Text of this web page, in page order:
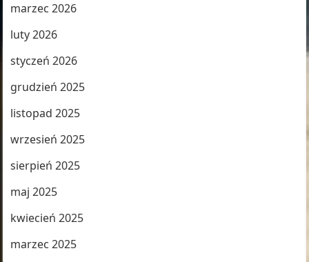
marzec 2026
luty 2026
styczeń 2026
grudzień 2025
listopad 2025
wrzesień 2025
sierpień 2025
maj 2025
kwiecień 2025
marzec 2025